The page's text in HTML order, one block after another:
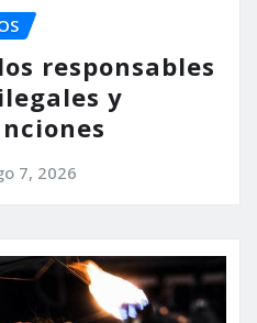
responsables
y
7, 2026